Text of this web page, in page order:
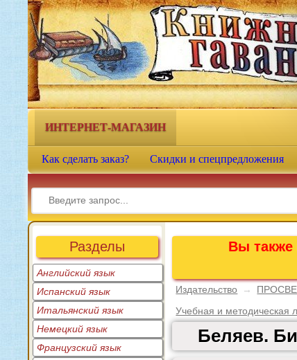
Книжная гавань - интернет-
магазин учебной литературы
ИНТЕРНЕТ-МАГАЗИН
Как сделать заказ? Скидки и спецпредложения
Разделы
Английский язык
Испанский язык
Итальянский язык
Немецкий язык
Французский язык
Вы также
Издательство →
Учебная и методическая
Беляев.